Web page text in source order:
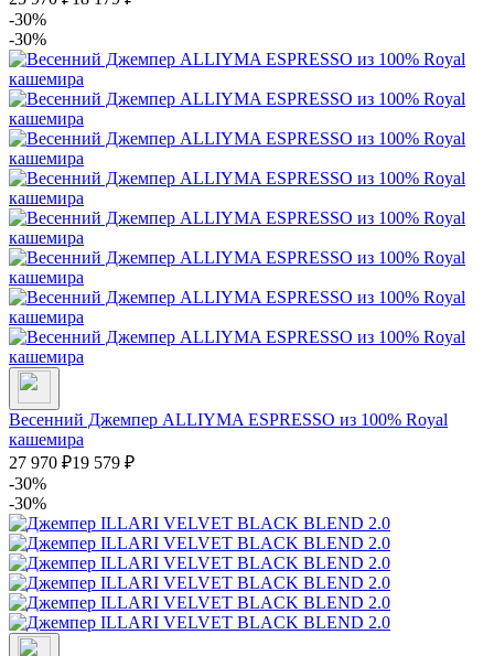
-30%
-30%
Весенний Джемпер ALLIYMA ESPRESSO из 100% Royal
кашемира
27 970 ₽19 579 ₽
-30%
-30%